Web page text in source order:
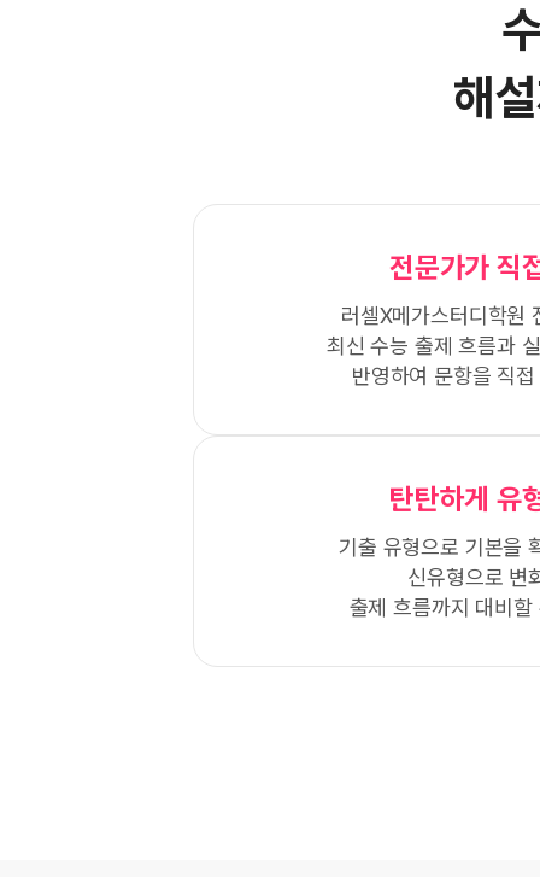
해
전문가가 직
러셀X메가스터디학원
최신 수능 출제 흐름과
반영하여 문항을 직
탄탄하게 유
기출 유형으로 기본을
신유형으로 변
출제 흐름까지 대비할